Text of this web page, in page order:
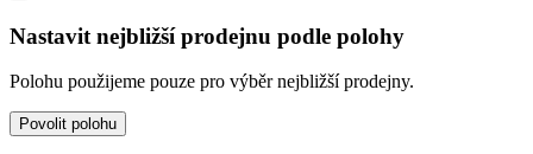
Nastavit nejbližší prodejnu podle polohy
Polohu použijeme pouze pro výběr nejbližší prodejny.
Povolit polohu